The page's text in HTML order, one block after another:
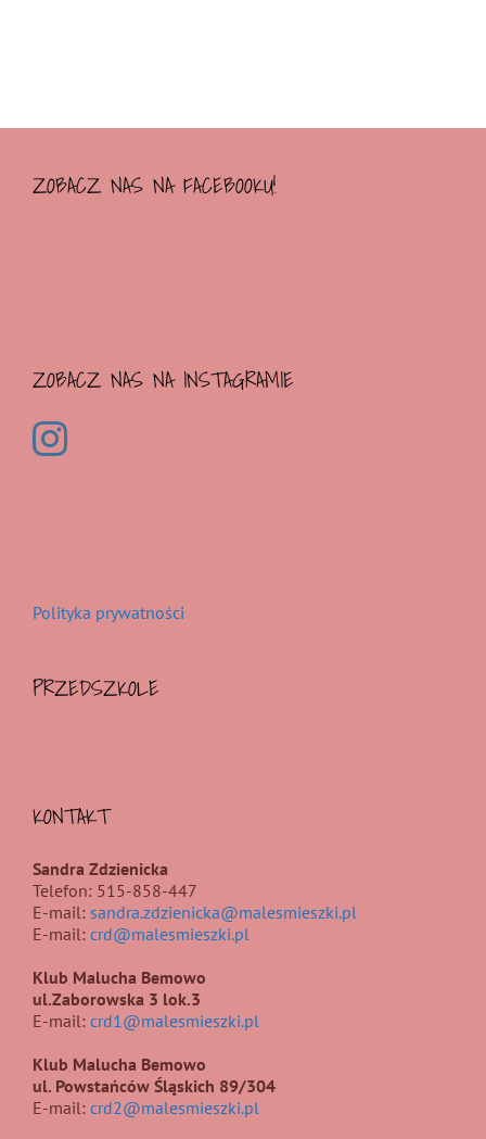
ZOBACZ NAS NA FACEBOOKU!
ZOBACZ NAS NA INSTAGRAMIE
Polityka prywatności
PRZEDSZKOLE
KONTAKT
Sandra Zdzienicka
Telefon: 515-858-447
E-mail: sandra.zdzienicka@malesmieszki.pl
E-mail: crd@malesmieszki.pl
Klub Malucha Bemowo
ul.Zaborowska 3 lok.3
E-mail: crd1@malesmieszki.pl
Klub Malucha Bemowo
ul. Powstańców Śląskich 89/304
E-mail: crd2@malesmieszki.pl